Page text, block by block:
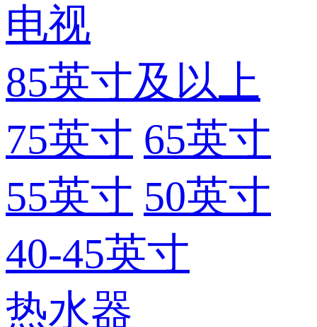
电视
85英寸及以上
75英寸 65英寸
55英寸 50英寸
40-45英寸
热水器